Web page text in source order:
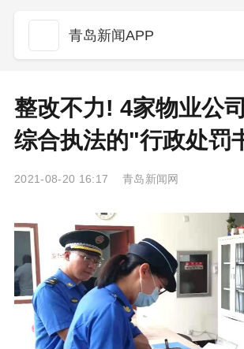
青岛新闻APP
整改不力! 4家物业公
综合执法的"行政处罚
2021-08-20 16:17 青岛新闻网